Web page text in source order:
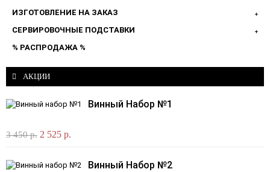
ИЗГОТОВЛЕНИЕ НА ЗАКАЗ
СЕРВИРОВОЧНЫЕ ПОДСТАВКИ
% РАСПРОДАЖА %
АКЦИИ
Винный Набор №1
3 450 р. 2 525 р.
Винный Набор №2